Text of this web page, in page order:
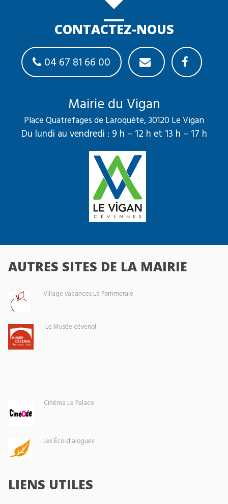
CONTACTEZ-NOUS
04 67 81 66 00
Mairie du Vigan
Place Quatrefages de Laroquète, 30120 Le Vigan
Du lundi au vendredi : 9 h – 12 h et 13 h – 17 h
AUTRES SITES DE LA MAIRIE
Village vacances La Pommeraie
Le Musée cévenol
Cinéma Le Palace
Les Éco-dialogues
LIENS UTILES